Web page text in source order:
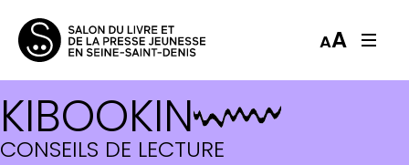
AA
KIBOOKIN
CONSEILS DE LECTURE